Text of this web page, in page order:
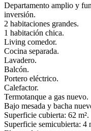
Departamento amplio y
inversión.
2 habitaciones grandes.
1 habitación chica.
Living comedor.
Cocina separada.
Lavadero.
Balcón.
Portero eléctrico.
Calefactor.
Termotanque a gas nuevo.
Bajo mesada y bacha
Superficie cubierta: 62 m².
Superficie semicubierta: 4